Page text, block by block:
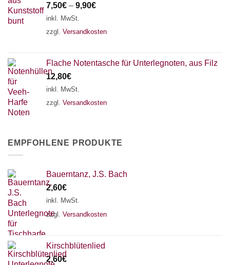
7,50€ – 9,90€
inkl. MwSt.
zzgl. Versandkosten
Flache Notentasche für Unterlegnoten, aus Filz
12,80€
inkl. MwSt.
zzgl. Versandkosten
EMPFOHLENE PRODUKTE
Bauerntanz, J.S. Bach
2,60€
inkl. MwSt.
zzgl. Versandkosten
Kirschblütenlied
2,60€